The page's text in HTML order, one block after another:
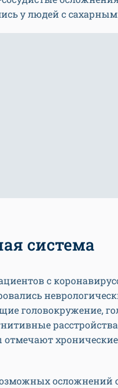
у людей с
система
с
головокружение,
расстройства
осложнений